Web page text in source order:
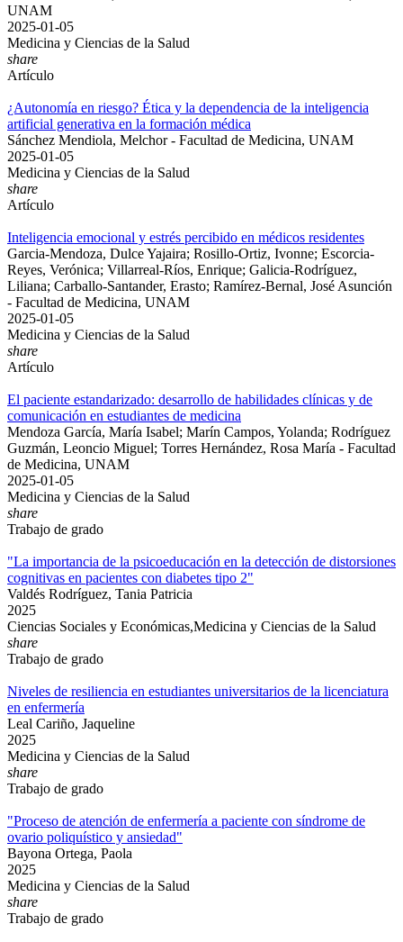
UNAM
2025-01-05
Medicina y Ciencias de la Salud
share
Artículo
¿Autonomía en riesgo? Ética y la dependencia de la inteligencia
artificial generativa en la formación médica
Sánchez Mendiola, Melchor - Facultad de Medicina, UNAM
2025-01-05
Medicina y Ciencias de la Salud
share
Artículo
Inteligencia emocional y estrés percibido en médicos residentes
Garcia-Mendoza, Dulce Yajaira; Rosillo-Ortiz, Ivonne; Escorcia-
Reyes, Verónica; Villarreal-Ríos, Enrique; Galicia-Rodríguez,
Liliana; Carballo-Santander, Erasto; Ramírez-Bernal, José Asunción
- Facultad de Medicina, UNAM
2025-01-05
Medicina y Ciencias de la Salud
share
Artículo
El paciente estandarizado: desarrollo de habilidades clínicas y de
comunicación en estudiantes de medicina
Mendoza García, María Isabel; Marín Campos, Yolanda; Rodríguez
Guzmán, Leoncio Miguel; Torres Hernández, Rosa María - Facultad
de Medicina, UNAM
2025-01-05
Medicina y Ciencias de la Salud
share
Trabajo de grado
"La importancia de la psicoeducación en la detección de distorsiones
cognitivas en pacientes con diabetes tipo 2"
Valdés Rodríguez, Tania Patricia
2025
Ciencias Sociales y Económicas,Medicina y Ciencias de la Salud
share
Trabajo de grado
Niveles de resiliencia en estudiantes universitarios de la licenciatura
en enfermería
Leal Cariño, Jaqueline
2025
Medicina y Ciencias de la Salud
share
Trabajo de grado
"Proceso de atención de enfermería a paciente con síndrome de
ovario poliquístico y ansiedad"
Bayona Ortega, Paola
2025
Medicina y Ciencias de la Salud
share
Trabajo de grado